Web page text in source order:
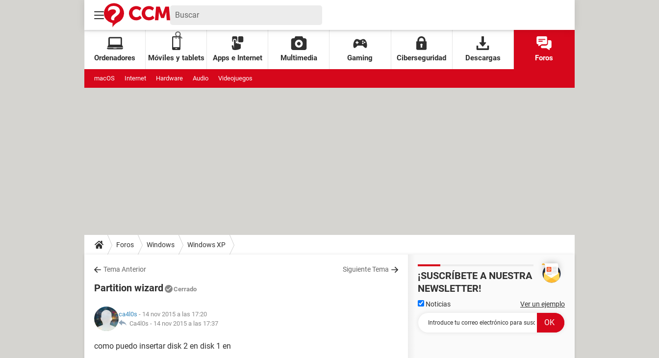
Ordenadores Móviles y tablets Apps e Internet Multimedia Gaming Ciberseguridad Descargas Foros
macOS Internet Hardware Audio Videojuegos
Foros Windows Windows XP
Tema Anterior Siguiente Tema
Partition wizard Cerrado
ca4l0s - 14 nov 2015 a las 17:20
Ca4l0s - 14 nov 2015 a las 17:37
como puedo insertar disk 2 en disk 1 en
¡SUSCRÍBETE A NUESTRA
NEWSLETTER!
Noticias Ver un ejemplo